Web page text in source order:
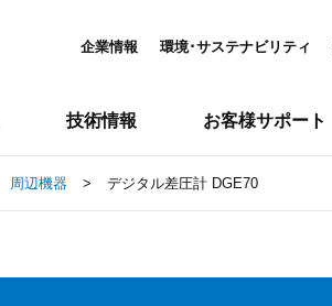
企業情報 環境･サステナビリティ
技術情報 お客様サポート
周辺機器 > デジタル差圧計 DGE70